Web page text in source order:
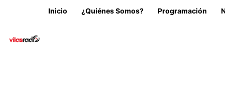
Inicio ¿Quiénes Somos? Programación